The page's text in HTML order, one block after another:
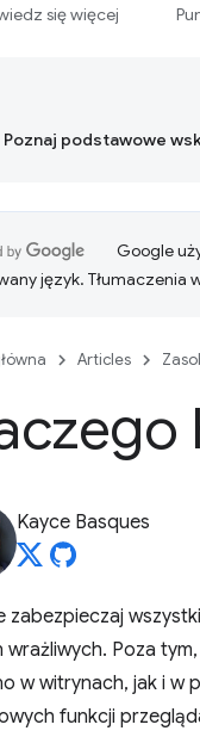
się więcej
Poznaj podstawowe
Google
język. Tłumaczenia
Articles
Kayce Basques
zabezpieczaj
wrażliwych. Poza
w witrynach, jak i w
funkcji